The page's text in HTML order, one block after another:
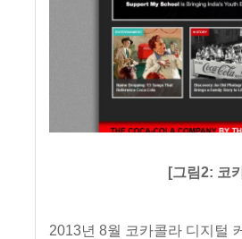
[그림2: 코
2013년 8월 코카콜라 디지털